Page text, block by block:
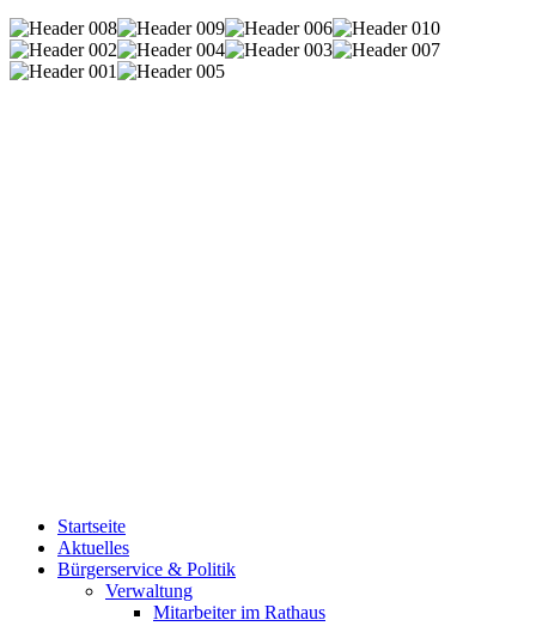
Startseite
Aktuelles
Bürgerservice & Politik
Verwaltung
Mitarbeiter im Rathaus